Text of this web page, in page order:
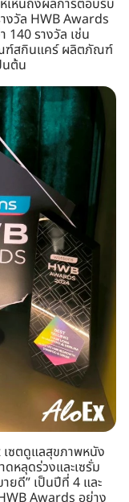
เห็นถึงผลการตอบรับ
งวัล HWB Awards
รางวัล เช่น
ฑ์สกินแคร์ ผลิตภัณฑ์
นต้น
ซตดูแลสุขภาพหนัง
หลุดร่วงและเซรั่ม
ยดี” เป็นปีที่ 4 และ
Awards อย่าง